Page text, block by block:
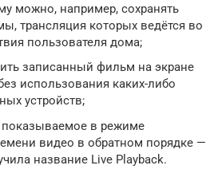
можно, например, сохранять
трансляция которых ведётся во
пользователя дома;
записанный фильм на экране
использования каких-либо
устройств;
показываемое в режиме
видео в обратном порядке —
название Live Playback.